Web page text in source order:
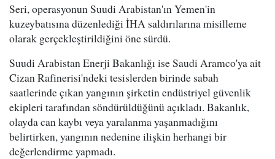
Seri, operasyonun Suudi Arabistan'ın Yemen'in
kuzeybatısına düzenlediği İHA saldırılarına misilleme
olarak gerçekleştirildiğini öne sürdü.
Suudi Arabistan Enerji Bakanlığı ise Saudi Aramco'ya ait
Cizan Rafinerisi'ndeki tesislerden birinde sabah
saatlerinde çıkan yangının şirketin endüstriyel güvenlik
ekipleri tarafından söndürüldüğünü açıkladı. Bakanlık,
olayda can kaybı veya yaralanma yaşanmadığını
belirtirken, yangının nedenine ilişkin herhangi bir
değerlendirme yapmadı.